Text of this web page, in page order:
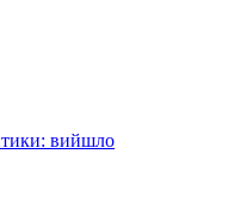
вийшло